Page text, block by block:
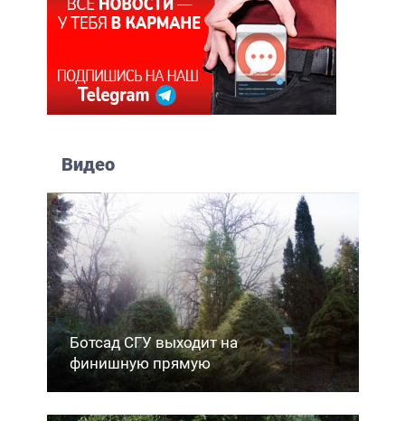
Видео
Ботсад СГУ выходит на
финишную прямую